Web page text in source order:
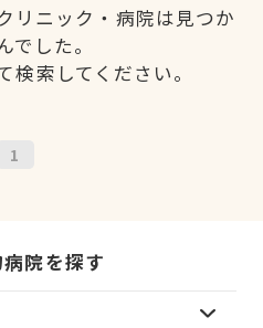
リニック・病院は見つか
でした。
検索してください。
1
院を探す